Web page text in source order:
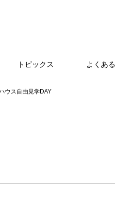
トピックス よくあ
ウス自由見学DAY